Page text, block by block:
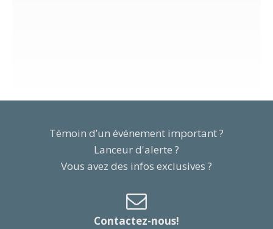
Témoin d’un événement important ?
Lanceur d'alerte ?
Vous avez des infos exclusives ?
Contactez-nous!